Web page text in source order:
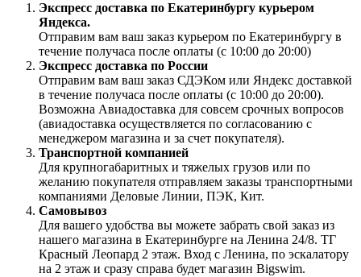
Экспресс доставка по Екатеринбургу курьером
Яндекса.
Отправим вам ваш заказ курьером по Екатеринбургу в
течение получаса после оплаты (с 10:00 до 20:00)
Экспресс доставка по России
Отправим вам ваш заказ СДЭКом или Яндекс доставкой
в течение получаса после оплаты (с 10:00 до 20:00).
Возможна Авиадоставка для совсем срочных вопросов
(авиадоставка осуществляется по согласованию с
менеджером магазина и за счет покупателя).
Транспортной компанией
Для крупногабаритных и тяжелых грузов или по
желанию покупателя отправляем заказы транспортными
компаниями Деловые Линии, ПЭК, Кит.
Самовывоз
Для вашего удобства вы можете забрать свой заказ из
нашего магазина в Екатеринбурге на Ленина 24/8. ТГ
Красный Леопард 2 этаж. Вход с Ленина, по эскалатору
на 2 этаж и сразу справа будет магазин Bigswim.